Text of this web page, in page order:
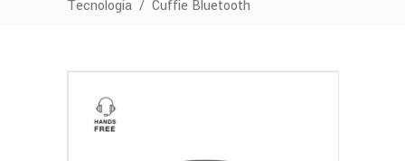
Tecnologia / Cuffie Bluetooth